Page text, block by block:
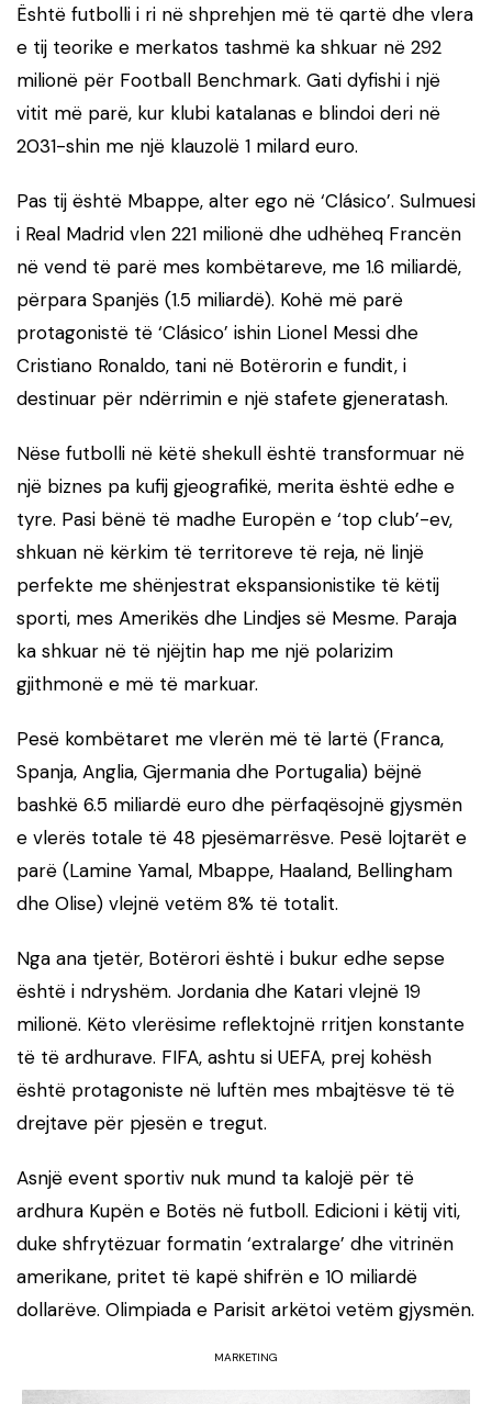
Është futbolli i ri në shprehjen më të qartë dhe vlera
e tij teorike e merkatos tashmë ka shkuar në 292
milionë për Football Benchmark. Gati dyfishi i një
vitit më parë, kur klubi katalanas e blindoi deri në
2031-shin me një klauzolë 1 milard euro.
Pas tij është Mbappe, alter ego në ‘Clásico’. Sulmuesi
i Real Madrid vlen 221 milionë dhe udhëheq Francën
në vend të parë mes kombëtareve, me 1.6 miliardë,
përpara Spanjës (1.5 miliardë). Kohë më parë
protagonistë të ‘Clásico’ ishin Lionel Messi dhe
Cristiano Ronaldo, tani në Botërorin e fundit, i
destinuar për ndërrimin e një stafete gjeneratash.
Nëse futbolli në këtë shekull është transformuar në
një biznes pa kufij gjeografikë, merita është edhe e
tyre. Pasi bënë të madhe Europën e ‘top club’-ev,
shkuan në kërkim të territoreve të reja, në linjë
perfekte me shënjestrat ekspansionistike të këtij
sporti, mes Amerikës dhe Lindjes së Mesme. Paraja
ka shkuar në të njëjtin hap me një polarizim
gjithmonë e më të markuar.
Pesë kombëtaret me vlerën më të lartë (Franca,
Spanja, Anglia, Gjermania dhe Portugalia) bëjnë
bashkë 6.5 miliardë euro dhe përfaqësojnë gjysmën
e vlerës totale të 48 pjesëmarrësve. Pesë lojtarët e
parë (Lamine Yamal, Mbappe, Haaland, Bellingham
dhe Olise) vlejnë vetëm 8% të totalit.
Nga ana tjetër, Botërori është i bukur edhe sepse
është i ndryshëm. Jordania dhe Katari vlejnë 19
milionë. Këto vlerësime reflektojnë rritjen konstante
të të ardhurave. FIFA, ashtu si UEFA, prej kohësh
është protagoniste në luftën mes mbajtësve të të
drejtave për pjesën e tregut.
Asnjë event sportiv nuk mund ta kalojë për të
ardhura Kupën e Botës në futboll. Edicioni i këtij viti,
duke shfrytëzuar formatin ‘extralarge’ dhe vitrinën
amerikane, pritet të kapë shifrën e 10 miliardë
dollarëve. Olimpiada e Parisit arkëtoi vetëm gjysmën.
MARKETING